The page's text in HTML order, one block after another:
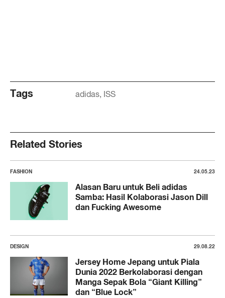
Tags adidas ISS
Related Stories
FASHION 24.05.23
Alasan Baru untuk Beli adidas
Samba: Hasil Kolaborasi Jason Dill
dan Fucking Awesome
DESIGN 29.08.22
Jersey Home Jepang untuk Piala
Dunia 2022 Berkolaborasi dengan
Manga Sepak Bola “Giant Killing”
dan “Blue Lock”